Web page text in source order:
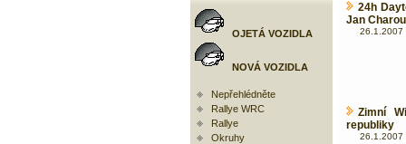
OJETÁ VOZIDLA
NOVÁ VOZIDLA
Nepřehlédněte
Rallye WRC
Rallye
Okruhy
24h
Jan
26.1.2007
Zimní
republiky
26.1.2007